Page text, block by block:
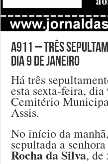
A911 – Três
dia 9 de janeiro
Há três
esta sexta-feira,
Cemitério
Assis.
No início da
sepultada a
Rocha da Silva, de